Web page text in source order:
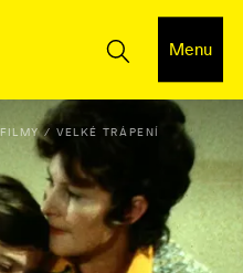
Menu
FILMY VELKÉ TRÁPENÍ